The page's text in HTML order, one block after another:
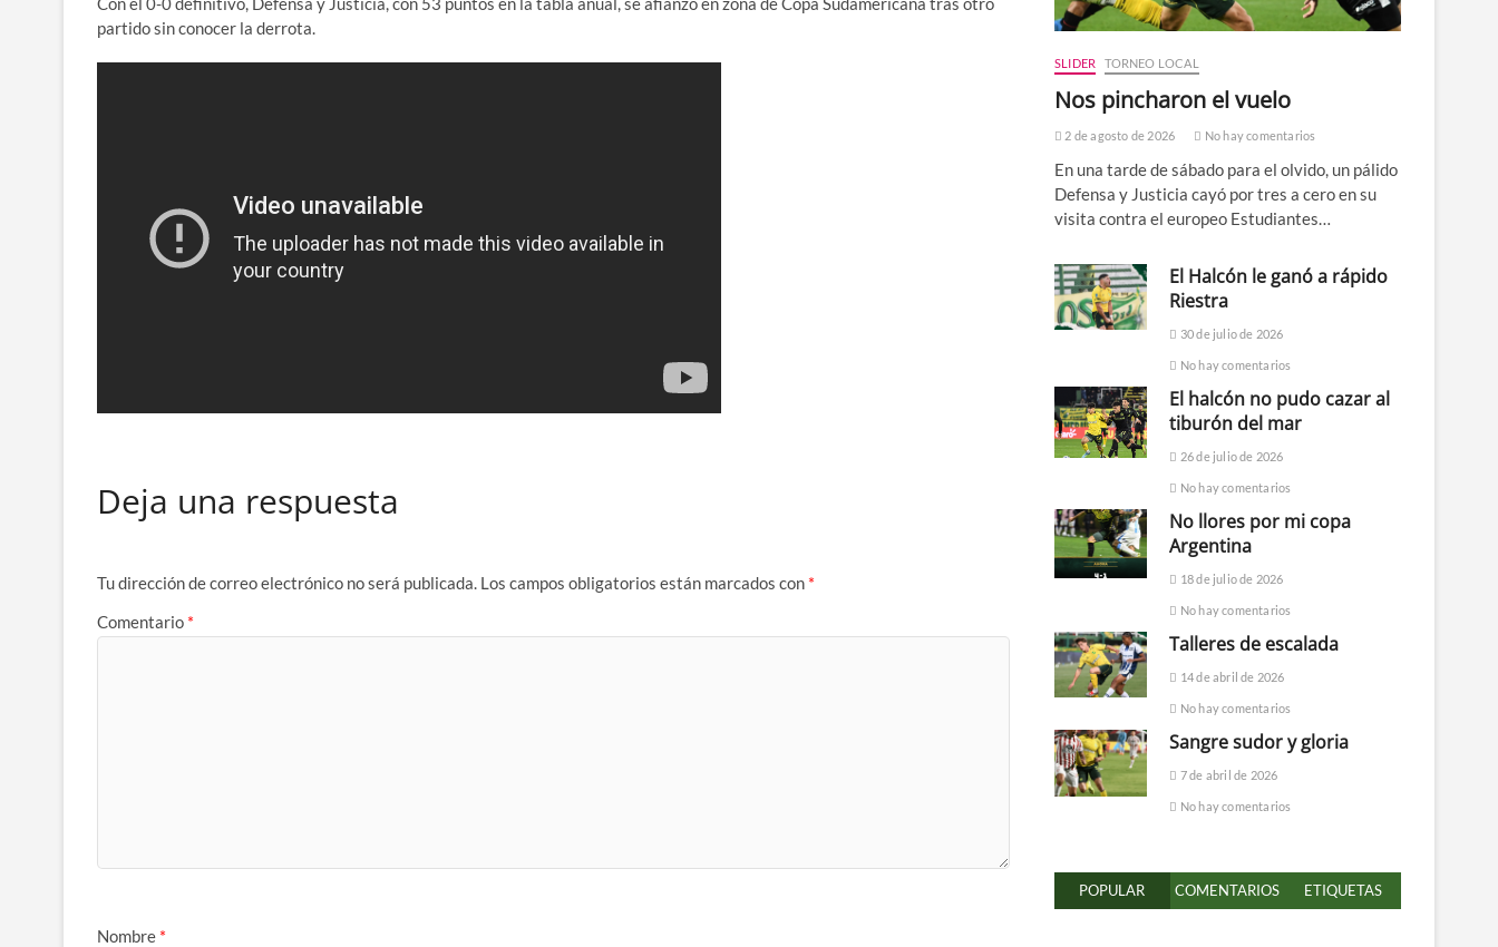
partido sin conocer la derrota.
Deja una respuesta
Tu dirección de correo electrónico no será publicada. Los campos obligatorios están marcados con *
Comentario *
Nombre *
SLIDER TORNEO LOCAL
Nos pincharon el vuelo
2 de agosto de 2026 No hay comentarios
En una tarde de sábado para el olvido, un pálido
Defensa y Justicia cayó por tres a cero en su
visita contra el europeo Estudiantes…
El Halcón le ganó a rápido
Riestra
30 de julio de 2026
No hay comentarios
El halcón no pudo cazar al
tiburón del mar
26 de julio de 2026
No hay comentarios
No llores por mi copa
Argentina
18 de julio de 2026
No hay comentarios
Talleres de escalada
14 de abril de 2026
No hay comentarios
Sangre sudor y gloria
7 de abril de 2026
No hay comentarios
POPULAR COMENTARIOS ETIQUETAS